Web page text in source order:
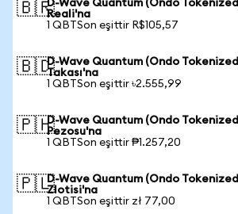
🇧🇷D-Wave Quantum (Ondo
Reali'na
1 QBTSon eşittir R$105,57
🇧🇩D-Wave Quantum (Ondo
Takası'na
1 QBTSon eşittir ৳2.555,99
🇵🇭D-Wave Quantum (Ondo
Pezosu'na
1 QBTSon eşittir ₱1.257,20
🇵🇱D-Wave Quantum (Ondo
Zlotisi'na
1 QBTSon eşittir zł 77,00